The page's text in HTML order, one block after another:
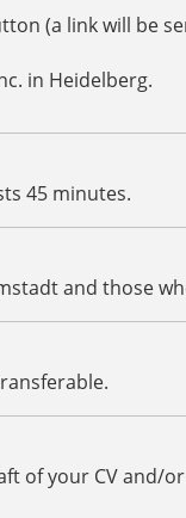
(a link will be
in Heidelberg.
45 minutes.
and those
of your CV